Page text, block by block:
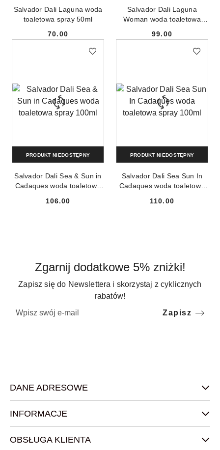
Salvador Dali Laguna woda
toaletowa spray 50ml
Cena:
70.00
Salvador Dali Laguna
Woman woda toaletowa
Cena:
99.00
Salvador Dali Sea & Sun in
Cadaques woda toaletowa
Cena:
106.00
PRODUKT NIEDOSTĘPNY
Salvador Dali Sea Sun In
Cadaques woda toaletowa
Cena:
110.00
PRODUKT NIEDOSTĘPNY
Zgarnij dodatkowe 5% zniżki!
Zapisz się do Newslettera i skorzystaj z cyklicznych
rabatów!
Zapisz
DANE ADRESOWE
INFORMACJE
OBSŁUGA KLIENTA